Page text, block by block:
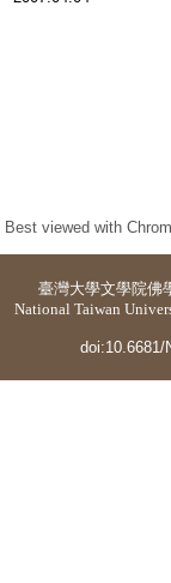
Best viewed with
臺灣大學文學院佛
National Taiwan
doi:10.6681/